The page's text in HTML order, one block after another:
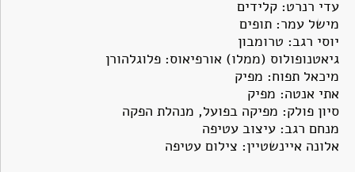
עדי רנרט: קלידים
מישל עמר: תופים
יוסי רגב: טרומבון
גיאטנופולוס (ממלו) אורפיאוס: פלוגלהורן
מיכאל תפוח: מפיק
אתי אנטה: מפיק
סיון פולק: מפיקה בפועל, מנהלת הפקה
מנחם רגב: עיצוב עטיפה
אלונה איינשטיין: צילום עטיפה